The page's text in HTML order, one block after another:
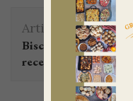
Article précédent
Biscuit : 1 base 4
recettes